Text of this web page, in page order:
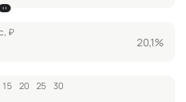
₽
20,1%
15 20 25 30